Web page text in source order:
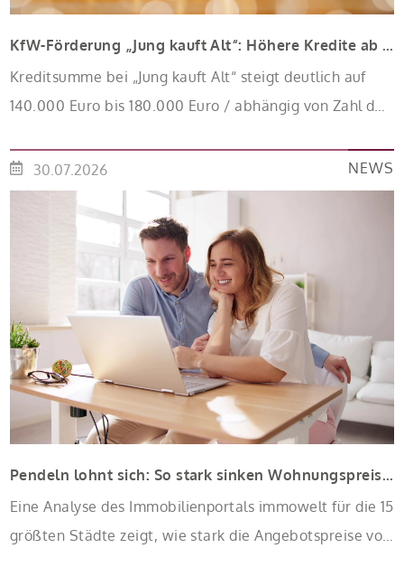
KfW-Förderung „Jung kauft Alt“: Höhere Kredite ab August 2026
Kreditsumme bei „Jung kauft Alt“ steigt deutlich auf
140.000 Euro bis 180.000 Euro / abhängig von Zahl der
verbilligt: Heutiger Zins bei 0,53 Prozent effektiv bei 35
Jahren Laufzeit und 10 Jahren Zinsbindung
Antragstellende verpflichten sich zu energetischer
Sanierung binnen 54 Monaten nach Förderzusage /
Sanierung in Einzelmaßnahmen […]
30.07.2026 NEWS
Pendeln lohnt sich: So stark sinken Wohnungspreise im Umland
Eine Analyse des Immobilienportals immowelt für die 15
größten Städte zeigt, wie stark die Angebotspreise von